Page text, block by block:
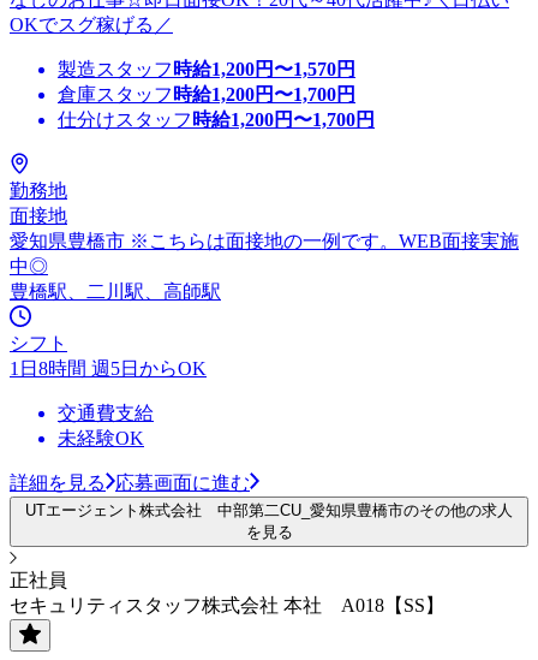
OKでスグ稼げる／
製造スタッフ 時給1,200円〜1,570円
倉庫スタッフ 時給1,200円〜1,700円
仕分けスタッフ 時給1,200円〜1,700円
勤務地
面接地
愛知県豊橋市 ※こちらは面接地の一例です。WEB面接実施
中◎
豊橋駅、二川駅、高師駅
シフト
1日8時間 週5日からOK
交通費支給
未経験OK
詳細を見る 応募画面に進む
UTエージェント株式会社 中部第二CU_愛知県豊橋市のその他の求人
を見る
正社員
セキュリティスタッフ株式会社 本社 A018【SS】